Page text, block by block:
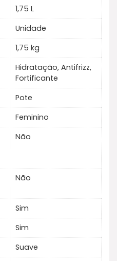
1,75 L
Unidade
1,75 kg
Hidratação, Antifrizz,
Fortificante
Pote
Feminino
Não
Não
Sim
Sim
Suave